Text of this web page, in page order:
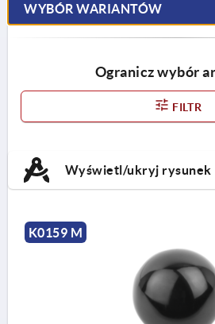
WYBÓR WARIANTÓW
Ogranicz wybór
FILTR
Wyświetl/ukryj rysunek
K0159 M